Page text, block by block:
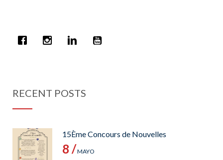
RECENT POSTS
15Ème Concours de Nouvelles
8 /MAYO